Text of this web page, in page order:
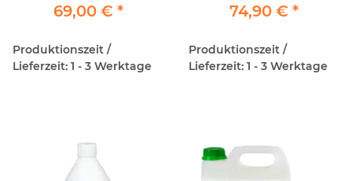
t - 45 Gloss
69,00 € *
Produktionszeit /
Lieferzeit: 1 - 3 Werktage
Parkettlack
74,90 € *
Produktionszeit /
Lieferzeit: 1 - 3 Werktage